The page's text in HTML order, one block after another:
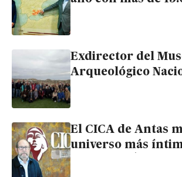
Exdirector del
Arqueológico
El CICA de Antas
universo más